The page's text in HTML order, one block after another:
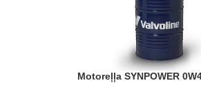
Motoreļļa SYNPOWER